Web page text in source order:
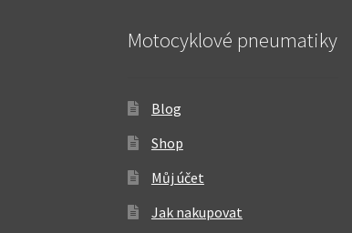
Motocyklové pneumatiky
Blog
Shop
Můj účet
Jak nakupovat